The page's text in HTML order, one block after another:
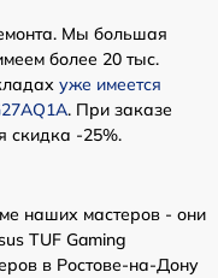
Мы большая
более 20 тыс.
уже имеется
. При заказе
скидка -25%.
наших мастеров - они
TUF Gaming
в Ростове-на-Дону